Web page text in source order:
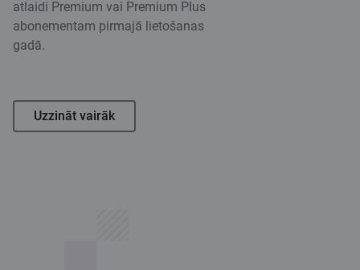
atlaidi Premium vai Premium Plus
abonementam pirmajā lietošanas
gadā.
Uzzināt vairāk